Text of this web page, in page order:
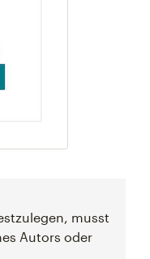
musst
Autors oder